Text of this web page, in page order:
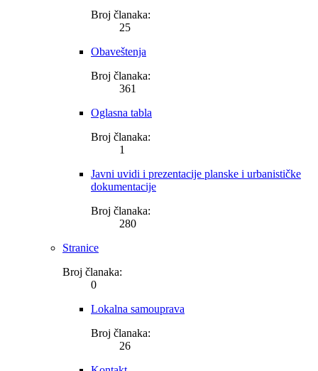
Broj članaka:
25
Obaveštenja
Broj članaka:
361
Oglasna tabla
Broj članaka:
1
Javni uvidi i prezentacije planske i urbanističke
dokumentacije
Broj članaka:
280
Stranice
Broj članaka:
0
Lokalna samouprava
Broj članaka:
26